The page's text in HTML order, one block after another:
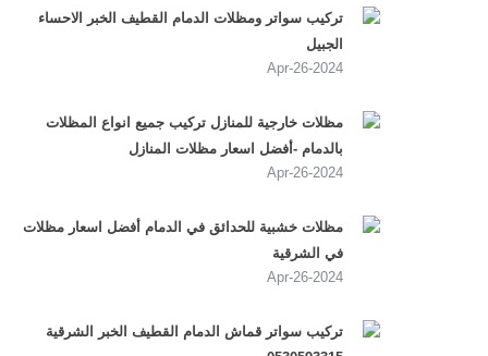
تركيب سواتر ومظلات الدمام القطيف الخبر الاحساء
الجبيل
2024-Apr-26
مظلات خارجية للمنازل تركيب جميع انواع المظلات
بالدمام -أفضل اسعار مظلات المنازل
2024-Apr-26
مظلات خشبية للحدائق في الدمام أفضل اسعار مظلات
في الشرقية
2024-Apr-26
تركيب سواتر قماش الدمام القطيف الخبر الشرقية